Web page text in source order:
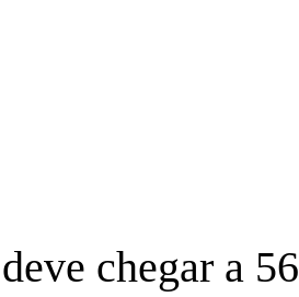
chegar a 56